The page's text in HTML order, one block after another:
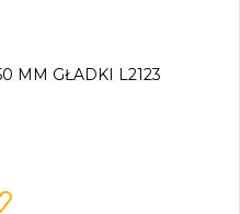
MM GŁADKI L2123